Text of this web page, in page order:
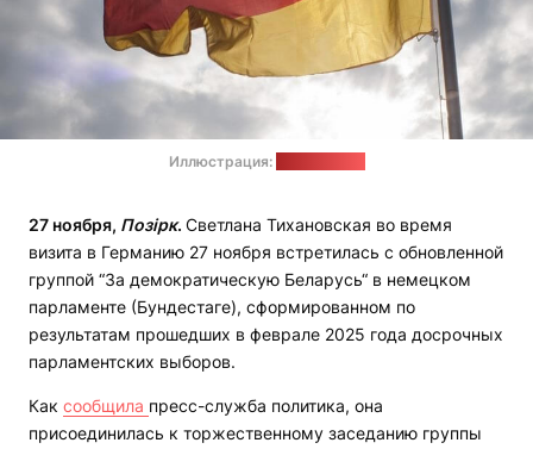
Иллюстрация:
27 ноября, Позірк. Светлана Тихановская во время
визита в Германию 27 ноября встретилась с обновленной
группой “За демократическую Беларусь“ в немецком
парламенте (Бундестаге), сформированном по
результатам прошедших в феврале 2025 года досрочных
парламентских выборов.
Как сообщила пресс-служба политика, она
присоединилась к торжественному заседанию группы